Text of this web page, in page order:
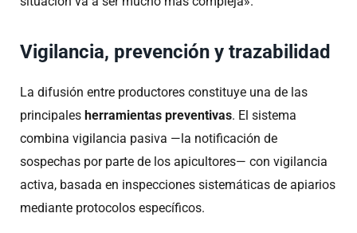
Vigilancia, prevención y trazabilidad
La difusión entre productores constituye una de las
principales herramientas preventivas. El sistema
combina vigilancia pasiva —la notificación de
sospechas por parte de los apicultores— con vigilancia
activa, basada en inspecciones sistemáticas de apiarios
mediante protocolos específicos.